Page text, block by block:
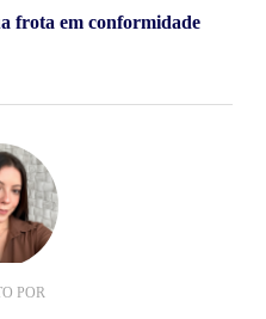
frota em conformidade
POR